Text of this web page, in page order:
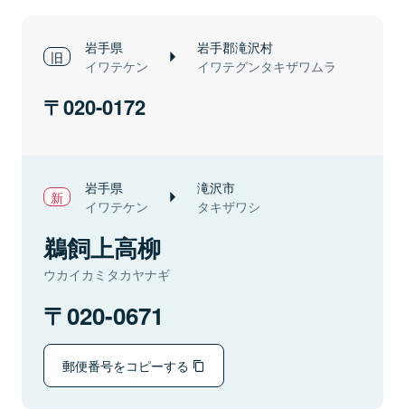
岩手県
イワテケン
岩手郡滝沢村
イワテグンタキザワムラ
020-0172
岩手県
イワテケン
滝沢市
タキザワシ
鵜飼上高柳
ウカイカミタカヤナギ
020-0671
郵便番号をコピーする